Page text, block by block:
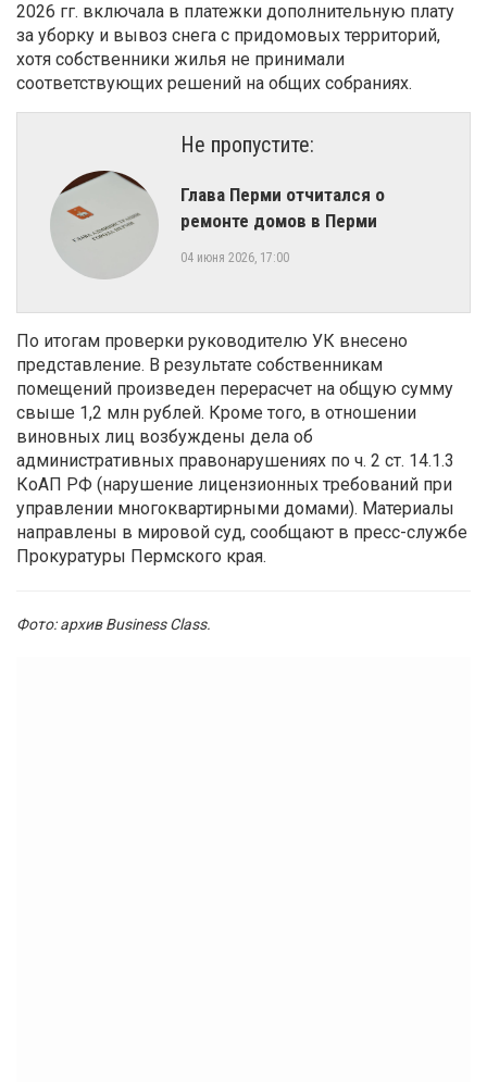
2026 гг. включала в платежки дополнительную плату
за уборку и вывоз снега с придомовых территорий,
хотя собственники жилья не принимали
соответствующих решений на общих собраниях.
Не пропустите:
Глава Перми отчитался о
ремонте домов в Перми
04 июня 2026, 17:00
По итогам проверки руководителю УК внесено
представление. В результате собственникам
помещений произведен перерасчет на общую сумму
свыше 1,2 млн рублей. Кроме того, в отношении
виновных лиц возбуждены дела об
административных правонарушениях по ч. 2 ст. 14.1.3
КоАП РФ (нарушение лицензионных требований при
управлении многоквартирными домами). Материалы
направлены в мировой суд, сообщают в пресс-службе
Прокуратуры Пермского края.
Фото: архив Business Class.